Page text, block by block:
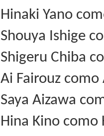
Hinaki Yano
Shouya Ishige
Shigeru Chiba
Ai Fairouz
Saya Aizawa
Hina Kino como